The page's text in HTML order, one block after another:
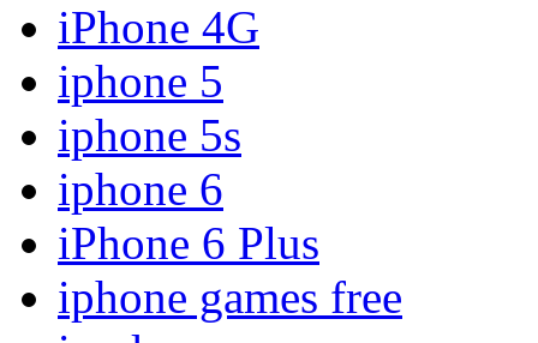
iPhone 4G
iphone 5
iphone 5s
iphone 6
iPhone 6 Plus
iphone games free